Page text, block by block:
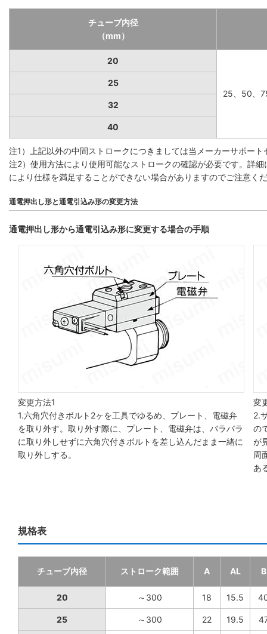
チューブ内径
（mm）
20
25、50、
25
32
40
注1）上記以外の中間ストロークにつきましては当メーカーサポー
注2）使用方法により使用可能なストロークの確認が必要です。詳
により仕様を満足することができない場合がありますのでご注意く
通電押出し形と通電引込み形の変更方法
通電押出し形から通電引込み形に変更する場合の手順
変更方法1
1.六角穴付きボルト2ヶを工具でゆるめ、プレート、電磁弁
を取り外す。取り外す際に、プレート、電磁弁は、バラバラ
に取り外しせずに六角穴付きボルトを差し込んだまま一緒に
取り外しする。
変
2.
の
が
周
あ
規格表
チューブ内径 ストローク範囲 A AL B
20 ～300 18 15.5
25 ～300 22 19.5